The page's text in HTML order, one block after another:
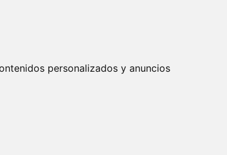
personalizados y anuncios